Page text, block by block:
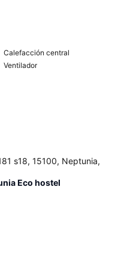
Calefacción central
Ventilador
s18, 15100, Neptunia,
Eco hostel